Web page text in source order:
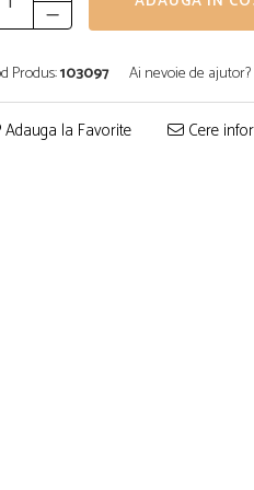
Produs:103097 Ai nevoie de ajutor?
Adauga la Favorite Cere